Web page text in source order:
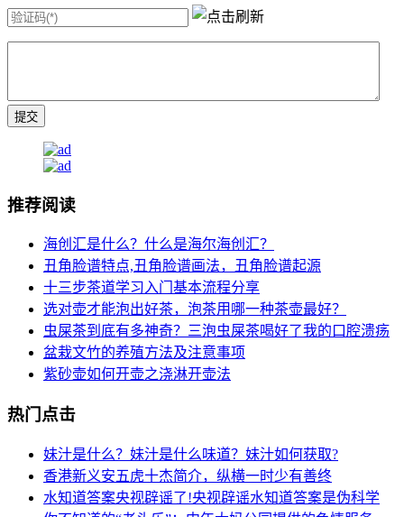
推荐阅读
海创汇是什么？什么是海尔海创汇？
丑角脸谱特点,丑角脸谱画法，丑角脸谱起源
十三步茶道学习入门基本流程分享
选对壶才能泡出好茶，泡茶用哪一种茶壶最好？
虫屎茶到底有多神奇？三泡虫屎茶喝好了我的口腔溃疡
盆栽文竹的养殖方法及注意事项
紫砂壶如何开壶之浇淋开壶法
热门点击
妹汁是什么？妹汁是什么味道？妹汁如何获取?
香港新义安五虎十杰简介，纵横一时少有善终
水知道答案央视辟谣了!央视辟谣水知道答案是伪科学